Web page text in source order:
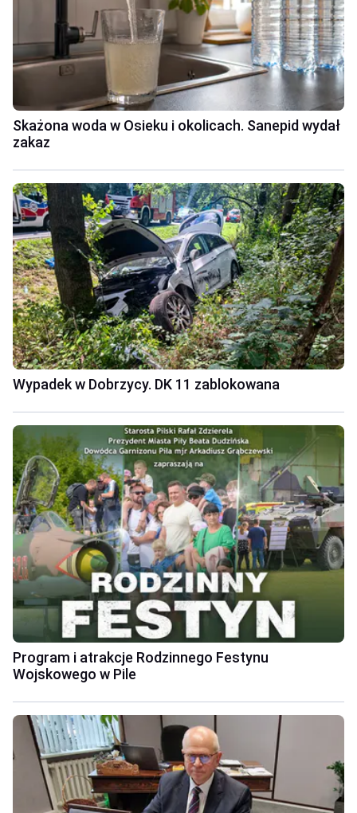
Skażona woda w Osieku i okolicach. Sanepid wydał
zakaz
Wypadek w Dobrzycy. DK 11 zablokowana
Program i atrakcje Rodzinnego Festynu
Wojskowego w Pile